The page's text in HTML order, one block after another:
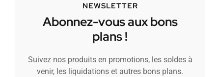
NEWSLETTER
Abonnez-vous aux bons
plans !
Suivez nos produits en promotions, les soldes à
venir, les liquidations et autres bons plans.